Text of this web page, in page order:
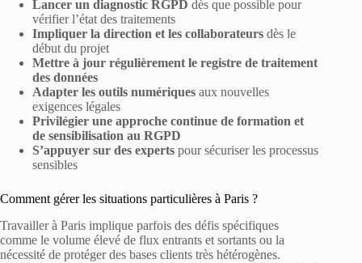
Lancer un diagnostic RGPD dès que possible pour
vérifier l’état des traitements
Impliquer la direction et les collaborateurs dès le
début du projet
Mettre à jour régulièrement le registre de traitement
des données
Adapter les outils numériques aux nouvelles
exigences légales
Privilégier une approche continue de formation et
de sensibilisation au RGPD
S’appuyer sur des experts pour sécuriser les processus
sensibles
Comment gérer les situations particulières à Paris ?
Travailler à Paris implique parfois des défis spécifiques
comme le volume élevé de flux entrants et sortants ou la
nécessité de protéger des bases clients très hétérogènes.